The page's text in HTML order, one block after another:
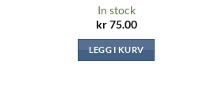
In stock
kr75.00
LEGG I KURV